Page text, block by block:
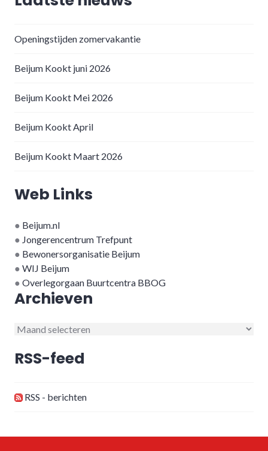
Openingstijden zomervakantie
Beijum Kookt juni 2026
Beijum Kookt Mei 2026
Beijum Kookt April
Beijum Kookt Maart 2026
Web Links
● Beijum.nl
● Jongerencentrum Trefpunt
● Bewonersorganisatie Beijum
● WIJ Beijum
● Overlegorgaan Buurtcentra BBOG
Archieven
Archieven
RSS-feed
RSS - berichten